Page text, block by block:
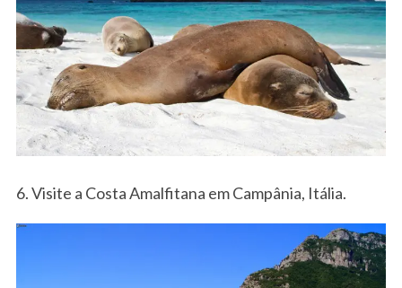
6. Visite a Costa Amalfitana em Campânia, Itália.
S
c